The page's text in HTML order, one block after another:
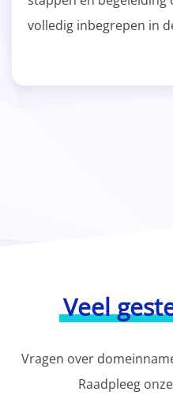
volledig inbegrepen in
Veel
Vragen over
Raadpleeg